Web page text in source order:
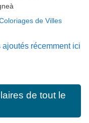
de Villes
récemment ici
de tout le